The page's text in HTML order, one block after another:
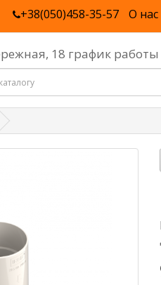
+38(050)458-35-57 О нас
18 график